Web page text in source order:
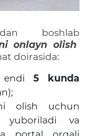
boshlab
onlayn olish
doirasida:
endi5 kunda
olish uchun
yuboriladi va